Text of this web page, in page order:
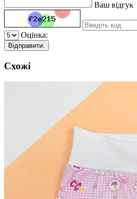
Ваш відгук
Оцінка:
Відправити:
Схожі